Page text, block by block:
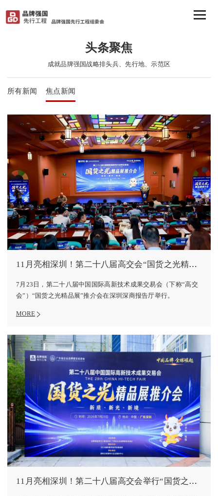
头条聚焦
成就品牌强国战略排头兵、先行地、示范区
所有新闻 焦点新闻
11月亮相深圳！第二十八届高交会“国货之光精品展”推介会举办
7月23日，第二十八届中国国际高新技术成果交易会（下称“高交
会”）“国货之光精品展”推介会在深圳深商报告厅举行。
MORE
11月亮相深圳！第二十八届高交会举行“国货之光精品展”推介会